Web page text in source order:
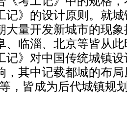
记》的设计原则。就
大量开发新城市的现
、临淄、北京等皆从
记》对中国传统城镇
，其中记载都城的布
，皆成为后代城镇规